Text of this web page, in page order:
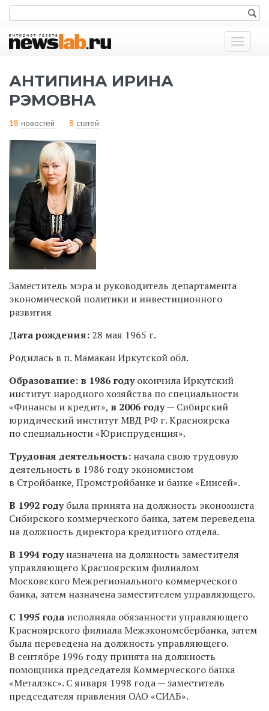
Показать
меню
АНТИПИНА ИРИНА
РЭМОВНА
18 новостей 8 статей
Заместитель мэра и руководитель департамента
экономической политики и инвестиционного
развития
Дата рождения: 28 мая 1965 г.
Родилась в п. Мамакан Иркутской обл.
Образование: в 1986 годуокончила Иркутский
институт народного хозяйства по специальности
«Финансы и кредит», в 2006 году— Сибирский
юридический институт МВД РФ г. Красноярска
по специальности «Юриспруденция».
Трудовая деятельность: начала свою трудовую
деятельность в 1986 году экономистом
в Стройбанке, Промстройбанке и банке «Енисей».
В 1992 годубыла принята на должность экономиста
Сибирского коммерческого банка, затем переведена
на должность директора кредитного отдела.
В 1994 годуназначена на должность заместителя
управляющего Красноярским филиалом
Московского Межрегионального коммерческого
банка, затем назначена заместителем управляющего.
С 1995 года исполняла обязанности управляющего
Красноярского филиала Межэкономсбербанка, затем
была переведена на должность управляющего.
В сентябре 1996 году принята на должность
помощника председателя Коммерческого банка
«Металэкс». С января 1998 года — заместитель
председателя правления ОАО «СИАБ».